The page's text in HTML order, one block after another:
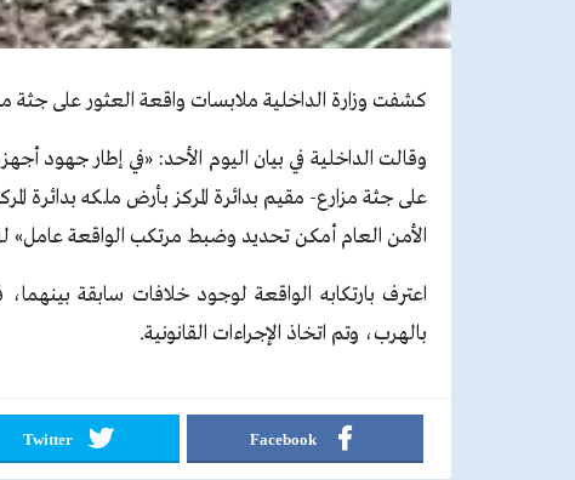
كشفت وزارة الداخلية ملابسات واقعة العثور على
وقالت الداخلية في بيان اليوم الأحد: «في إطار جهود
على جثة مزارع- مقيم بدائرة المركز بأرض ملكه بدائرة
الأمن العام أمكن تحديد وضبط مرتكب الواقعة عامل»
اعترف بارتكابه الواقعة لوجود خلافات سابقة
بالهرب، وتم اتخاذ الإجراءات القانونية.
Facebook
Twitter